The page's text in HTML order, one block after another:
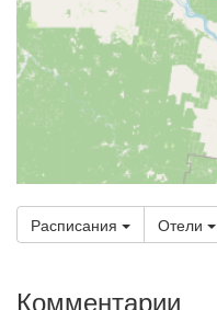
Расписания Отели
Комментарии